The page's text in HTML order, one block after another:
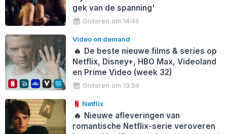
gek van de spanning'
Gisteren om 14:46
Video on demand
🔥 De beste nieuwe films & series op
Netflix, Disney+, HBO Max, Videoland
en Prime Video (week 32)
Gisteren om 13:59
Netflix
🔥 Nieuwe afleveringen van
romantische Netflix-serie veroveren